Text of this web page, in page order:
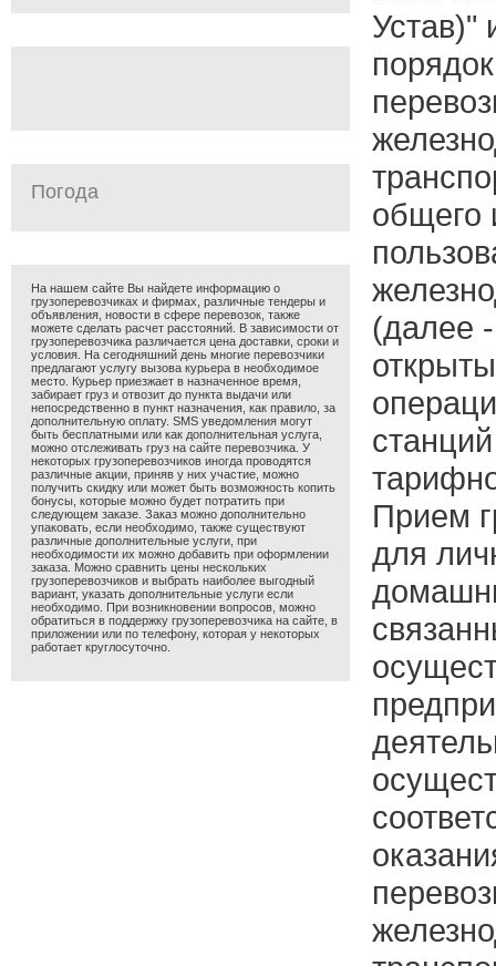
Погода
На нашем сайте Вы найдете информацию о
грузоперевозчиках и фирмах, различные тендеры и
объявления, новости в сфере перевозок, также
можете сделать расчет расстояний. В зависимости от
грузоперевозчика различается цена доставки, сроки и
условия. На сегодняшний день многие перевозчики
предлагают услугу вызова курьера в необходимое
место. Курьер приезжает в назначенное время,
забирает груз и отвозит до пункта выдачи или
непосредственно в пункт назначения, как правило, за
дополнительную оплату. SMS уведомления могут
быть бесплатными или как дополнительная услуга,
можно отслеживать груз на сайте перевозчика. У
некоторых грузоперевозчиков иногда проводятся
различные акции, приняв у них участие, можно
получить скидку или может быть возможность копить
бонусы, которые можно будет потратить при
следующем заказе. Заказ можно дополнительно
упаковать, если необходимо, также существуют
различные дополнительные услуги, при
необходимости их можно добавить при оформлении
заказа. Можно сравнить цены нескольких
грузоперевозчиков и выбрать наиболее выгодный
вариант, указать дополнительные услуги если
необходимо. При возникновении вопросов, можно
обратиться в поддержку грузоперевозчика на сайте, в
приложении или по телефону, которая у некоторых
работает круглосуточно.
Устав)"
общего
(далее
Прием
для